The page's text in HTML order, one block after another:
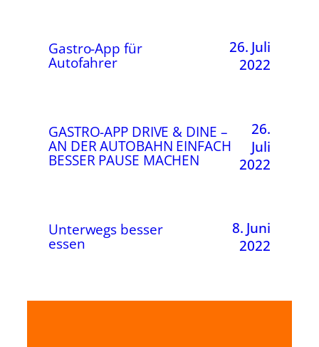
Gastro-App für
Autofahrer
26. Juli
2022
GASTRO-APP DRIVE & DINE –
AN DER AUTOBAHN EINFACH
BESSER PAUSE MACHEN
26.
Juli
2022
Unterwegs besser
essen
8. Juni
2022